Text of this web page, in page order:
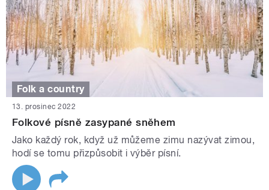
Folk a country
13. prosinec 2022
Folkové písně zasypané sněhem
Jako každý rok, když už můžeme zimu nazývat zimou,
hodí se tomu přizpůsobit i výběr písní.